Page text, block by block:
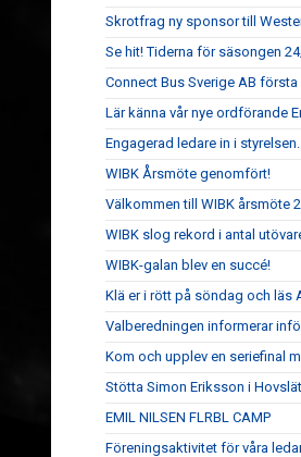
Skrotfrag ny sponsor till
Se hit! Tiderna för säsongen
Connect Bus Sverige AB
Lär känna vår nye ordförande
Engagerad ledare in i styrelsen.
WIBK Årsmöte genomfört!
Välkommen till WIBK årsmöte
WIBK slog rekord i antal
WIBK-galan blev en succé!
Klä er i rött på söndag och läs
Valberedningen informerar
Kom och upplev en seriefinal
Stötta Simon Eriksson i
EMIL NILSEN FLRBL CAMP
Föreningsaktivitet för våra